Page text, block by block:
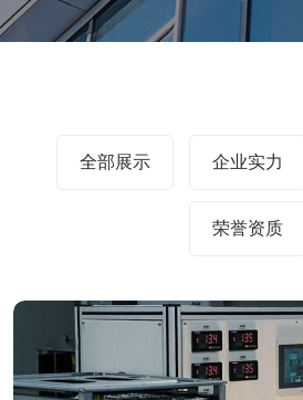
全部展示 企业实力
荣誉资质